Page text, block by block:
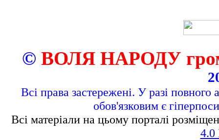
© ВОЛЯ НАРОДУ
Всі права застережені. У разі повного
обов'язковим є
Всі матеріали на цьому порталі
4.0